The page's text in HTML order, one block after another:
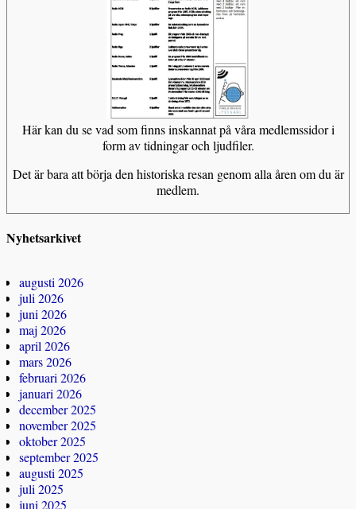
Här kan du se vad som finns inskannat på våra medlemssidor i
form av tidningar och ljudfiler.
Det är bara att börja den historiska resan genom alla åren om du är
medlem.
Nyhetsarkivet
augusti 2026
juli 2026
juni 2026
maj 2026
april 2026
mars 2026
februari 2026
januari 2026
december 2025
november 2025
oktober 2025
september 2025
augusti 2025
juli 2025
juni 2025